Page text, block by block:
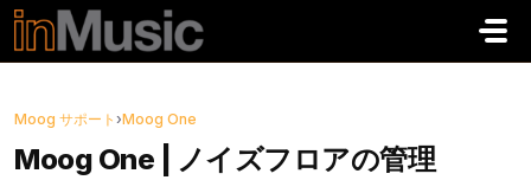
メインコンテンツに移動
Moog サポート ›Moog One
Moog One | ノイズフロアの管理